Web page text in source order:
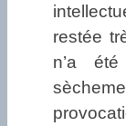
restée
n’a